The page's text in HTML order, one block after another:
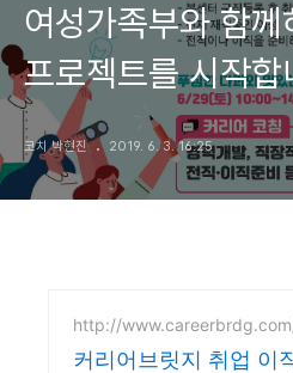
여성가족부와 함
프로젝트를 시작합
코치 박현진 2019. 6. 3. 16:25
http://
커리어브릿지 취업 이